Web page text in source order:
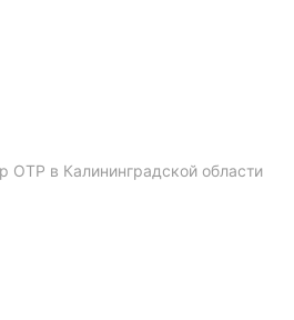
ОТР в Калининградской области